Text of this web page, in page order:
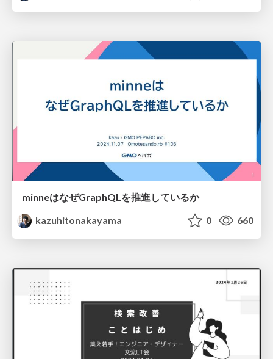
minneはなぜGraphQLを推進しているか
kazuhitonakayama
0 660